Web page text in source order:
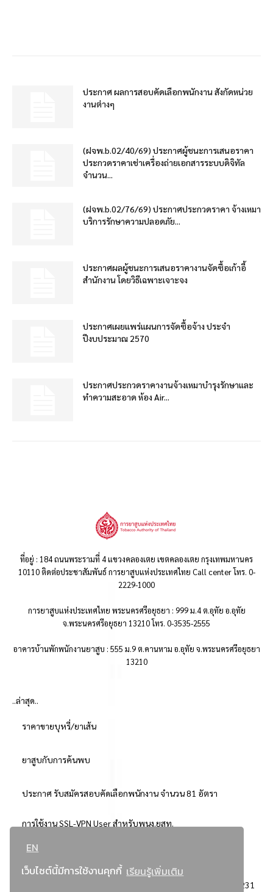
EN
เว็บไซต์นี้มีการใช้งานคุกกี้ เรียนรู้เพิ่มเติม
ประกาศ ผลการสอบคัดเลือกพนักงาน สังกัดหน่วย
งานต่างๆ
(ฝจพ.b.02/40/69) ประกาศผู้ชนะการเสนอราคา
ประกวดราคาเช่าเครื่องถ่ายเอกสารระบบดิจิทัล
จำนวน...
(ฝจพ.b.02/76/69) ประกาศประกวดราคา จ้างเหมา
บริการรักษาความปลอดภัย...
ประกาศผลผู้ชนะการเสนอราคางานจัดซื้อเก้าอี้
สำนักงาน โดยวิธีเฉพาะเจาะจง
ประกาศเผยแพร่แผนการจัดซื้อจ้าง ประจำ
ปีงบประมาณ 2570
ประกาศประกวดราคางานจ้างเหมาบำรุงรักษาและ
ทำความสะอาด ห้อง Air...
ที่อยู่ : 184 ถนนพระรามที่ 4 แขวงคลองเตย เขตคลองเตย กรุงเทพมหานคร
10110 ติดต่อประชาสัมพันธ์ การยาสูบแห่งประเทศไทย Call center โทร. 0-
2229-1000
การยาสูบแห่งประเทศไทย พระนครศรีอยุธยา : 999 ม.4 ต.อุทัย อ.อุทัย
จ.พระนครศรีอยุธยา 13210 โทร. 0-3535-2555
อาคารบ้านพักพนักงานยาสูบ : 555 ม.9 ต.คานหาม อ.อุทัย จ.พระนครศรีอยุธยา
13210
..ล่าสุด..
ราคาขายบุหรี่/ยาเส้น
ยาสูบกับการค้นพบ
ประกาศ รับสมัครสอบคัดเลือกพนักงาน จำนวน 81 อัตรา
การใช้งาน SSL-VPN User สำหรับพนง.ยสท.
..ยอดนิยม..
3231